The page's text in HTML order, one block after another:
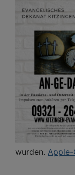
wurden. Apple-